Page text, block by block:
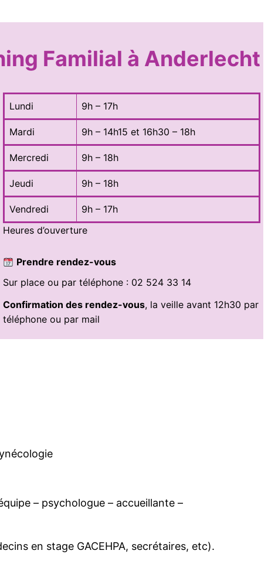
Familial à Anderlecht
Lundi 9h – 17h
Mardi 9h – 14h15 et 16h30 – 18h
Mercredi 9h – 18h
Jeudi 9h – 18h
Vendredi
9h – 17h
Heures d’ouverture
Prendre rendez-vous
Sur place ou par téléphone : 02 524 33 14
Confirmation des rendez-vous, la veille avant 12h30 par
téléphone ou par mail
– psychologue – accueillante –
en stage GACEHPA, secrétaires, etc).